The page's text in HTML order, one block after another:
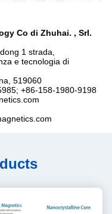
Co di Zhuhai. , Srl.
1 strada,
e tecnologia di
519060
+86-158-1980-9198